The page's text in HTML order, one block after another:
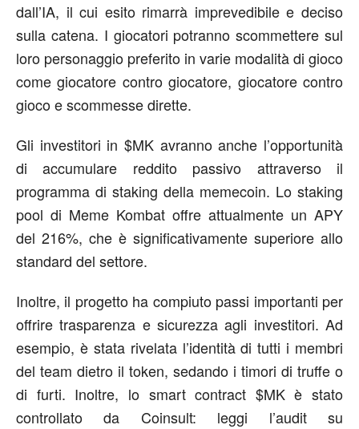
dall’IA, il cui esito rimarrà imprevedibile e deciso
sulla catena. I giocatori potranno scommettere sul
loro personaggio preferito in varie modalità di gioco
come giocatore contro giocatore, giocatore contro
gioco e scommesse dirette.
Gli investitori in $MK avranno anche l’opportunità
di accumulare reddito passivo attraverso il
programma di staking della memecoin. Lo staking
pool di Meme Kombat offre attualmente un APY
del 216%, che è significativamente superiore allo
standard del settore.
Inoltre, il progetto ha compiuto passi importanti per
offrire trasparenza e sicurezza agli investitori. Ad
esempio, è stata rivelata l’identità di tutti i membri
del team dietro il token, sedando i timori di truffe o
di furti. Inoltre, lo smart contract $MK è stato
controllato da Coinsult: leggi l’audit su